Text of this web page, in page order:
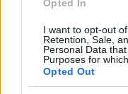
Opted In
I want to opt-out
Retention, Sale,
Personal Data
Purposes for
Opted Out